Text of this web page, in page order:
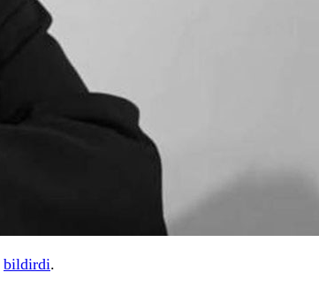
bildirdi.